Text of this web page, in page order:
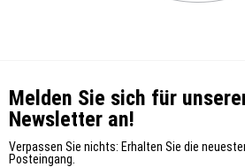
Melden Sie sich für
Newsletter an!
Verpassen Sie nichts: Erhalten Sie die
Posteingang.